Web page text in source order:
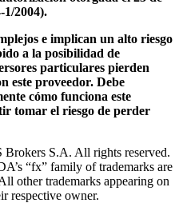
2004).
e implican un alto riesgo
a la posibilidad de
particulares pierden
este proveedor. Debe
cómo funciona este
tomar el riesgo de perder
S.A. All rights reserved.
“fx” family of trademarks are
other trademarks appearing on
respective owner.